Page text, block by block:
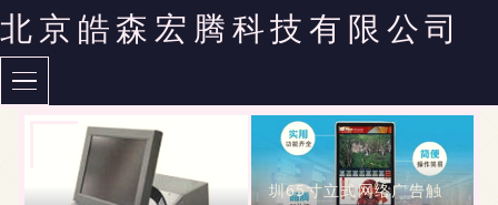
北京皓森宏腾科技有限公司
圳65寸立式网络广告触